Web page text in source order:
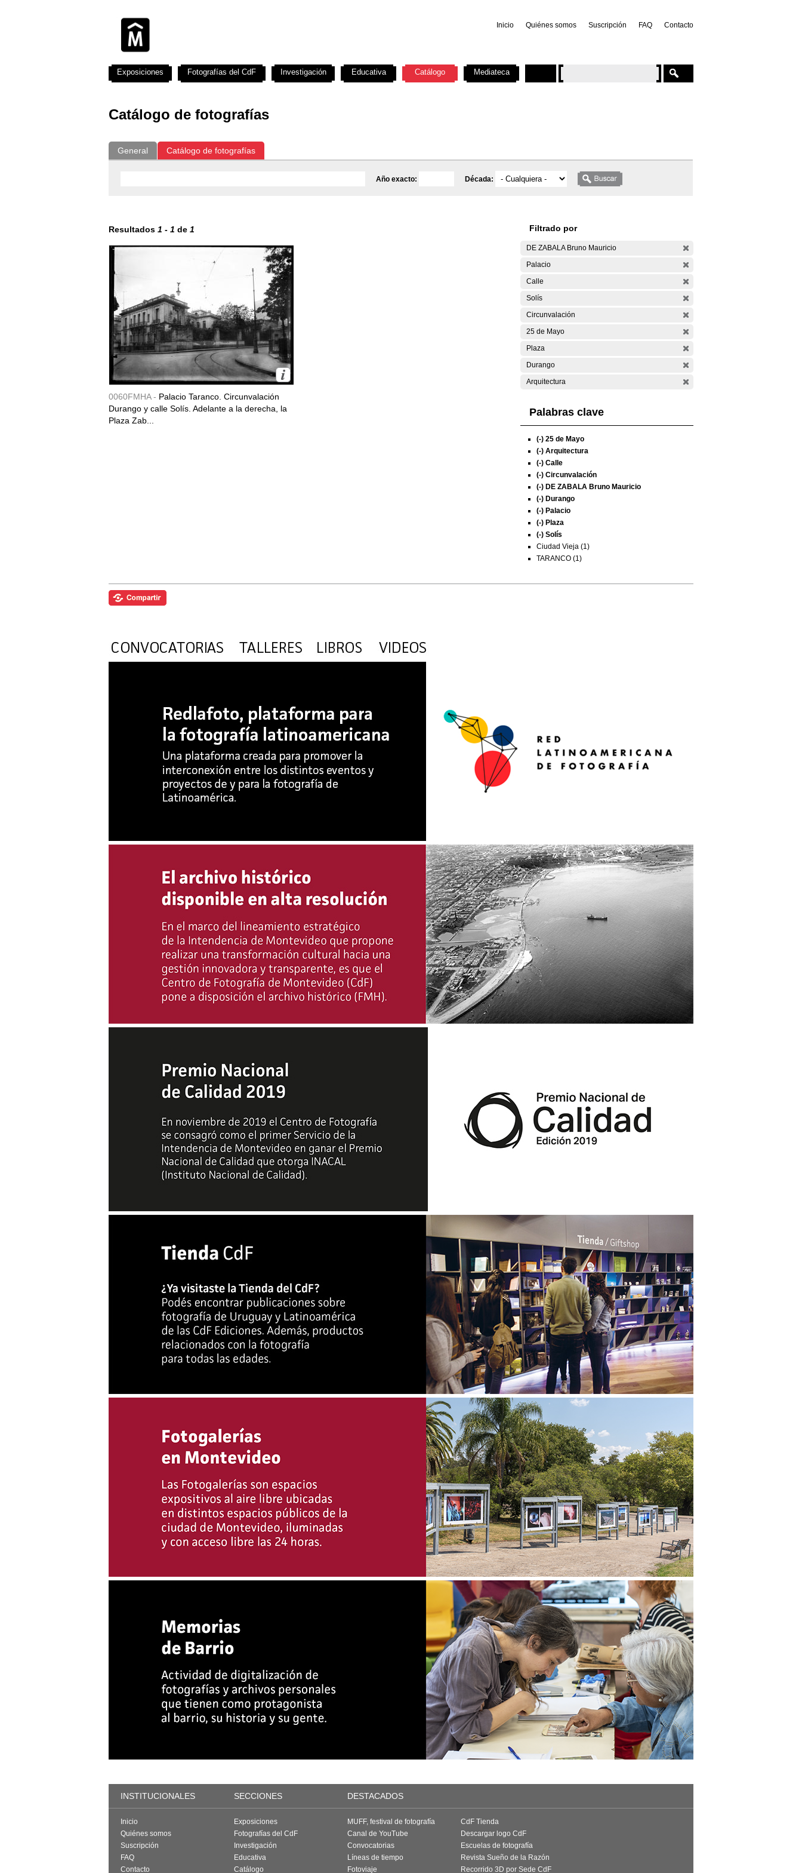
Inicio Quiénes somos Suscripción FAQ Contacto
Catálogo de fotografías
General Catálogo de fotografías
Año exacto: Década:
Resultados 1 - 1 de 1
0060FMHA - Palacio Taranco. Circunvalación
Durango y calle Solís. Adelante a la derecha, la
Plaza Zab...
Filtrado por
DE ZABALA Bruno Mauricio
Palacio
Calle
Solís
Circunvalación
25 de Mayo
Plaza
Durango
Arquitectura
Palabras clave
(-) 25 de Mayo
(-) Arquitectura
(-) Calle
(-) Circunvalación
(-) DE ZABALA Bruno Mauricio
(-) Durango
(-) Palacio
(-) Plaza
(-) Solís
Ciudad Vieja (1)
TARANCO (1)
Exposiciones Fotografías del CdF Investigación Educativa Catálogo Mediateca
INSTITUCIONALES SECCIONES DESTACADOS
Inicio
Quiénes somos
Suscripción
FAQ
Contacto
Exposiciones
Fotografías del CdF
Investigación
Educativa
Catálogo
MUFF, festival de fotografía
Canal de YouTube
Convocatorias
Líneas de tiempo
Fotoviaje
CdF Tienda
Descargar logo CdF
Escuelas de fotografía
Revista Sueño de la Razón
Recorrido 3D por Sede CdF